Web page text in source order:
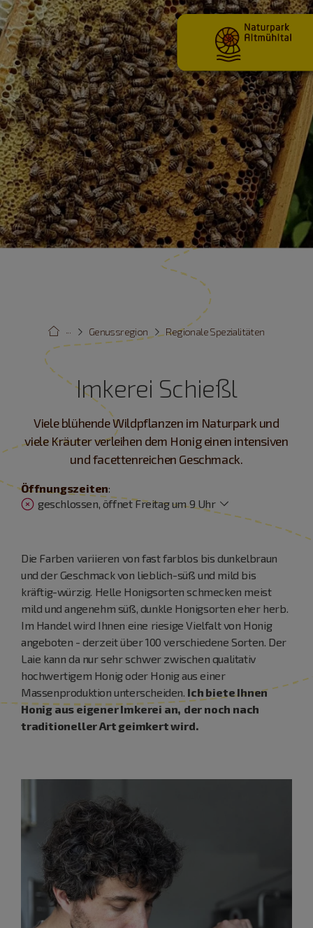
Regionale Spezialitäten
Genussregion
···
Imkerei Schießl
Viele blühende Wildpflanzen im Naturpark und
viele Kräuter verleihen dem Honig einen intensiven
und facettenreichen Geschmack.
Öffnungszeiten:
geschlossen, öffnet Freitag um 9 Uhr
Die Farben variieren von fast farblos bis dunkelbraun
und der Geschmack von lieblich-süß und mild bis
kräftig-würzig. Helle Honigsorten schmecken meist
mild und angenehm süß, dunkle Honigsorten eher herb.
Im Handel wird Ihnen eine riesige Vielfalt von Honig
angeboten - derzeit über 100 verschiedene Sorten. Der
Laie kann da nur sehr schwer zwischen qualitativ
hochwertigem Honig oder Honig aus einer
Massenproduktion unterscheiden. Ich biete Ihnen
Honig aus eigener Imkerei an, der noch nach
traditioneller Art geimkert wird.